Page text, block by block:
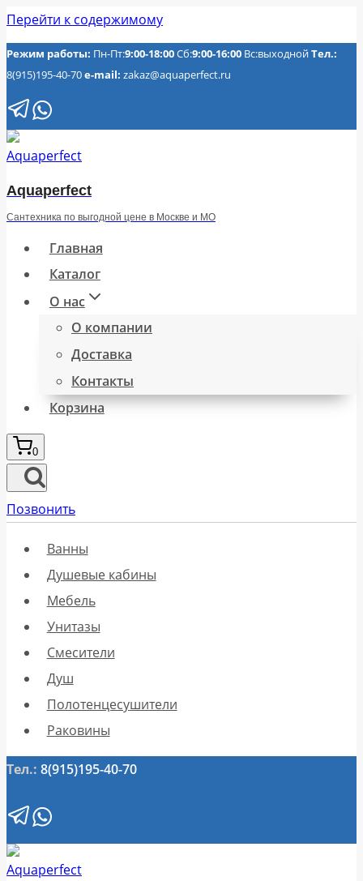
Перейти к содержимому
Режим работы: Пн-Пт:9:00-18:00Сб:9:00-16:00 Вс:выходнойТел.:
8(915)195-40-70e-mail: zakaz@aquaperfect.ru
Aquaperfect
Сантехника по выгодной цене в Москве и МО
Главная
Каталог
О нас
О компании
Доставка
Контакты
Корзина
0
Позвонить
Ванны
Душевые кабины
Мебель
Унитазы
Смесители
Душ
Полотенцесушители
Раковины
Тел.: 8(915)195-40-70